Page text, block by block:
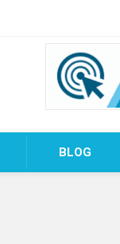
BLOG